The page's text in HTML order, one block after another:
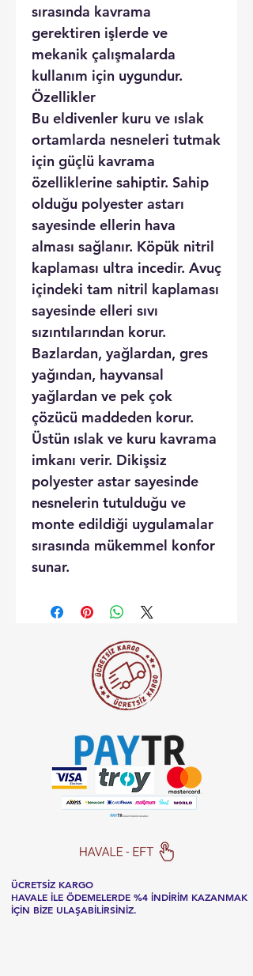
sırasında kavrama
gerektiren işlerde ve
mekanik çalışmalarda
kullanım için uygundur.
Özellikler
Bu eldivenler kuru ve ıslak
ortamlarda nesneleri tutmak
için güçlü kavrama
özelliklerine sahiptir. Sahip
olduğu polyester astarı
sayesinde ellerin hava
alması sağlanır. Köpük nitril
kaplaması ultra incedir. Avuç
içindeki tam nitril kaplaması
sayesinde elleri sıvı
sızıntılarından korur.
Bazlardan, yağlardan, gres
yağından, hayvansal
yağlardan ve pek çok
çözücü maddeden korur.
Üstün ıslak ve kuru kavrama
imkanı verir. Dikişsiz
polyester astar sayesinde
nesnelerin tutulduğu ve
monte edildiği uygulamalar
sırasında mükemmel konfor
sunar.
ÜCRETSİZ KARGO
HAVALE İLE ÖDEMELERDE %4 İNDİRİM KAZANMAK
İÇİN BİZE ULAŞABİLİRSİNİZ.